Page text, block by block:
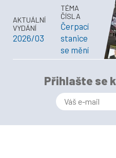
AKTUÁLNÍ
VYDÁNÍ
2026/03
TÉMA
ČÍSLA
Čerpací
stanice
se mění
Přihlašte se